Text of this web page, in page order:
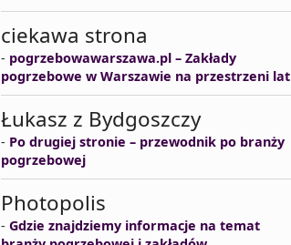
ciekawa strona
- pogrzebowawarszawa.pl – Zakłady
pogrzebowe w Warszawie na przestrzeni lat
Łukasz z Bydgoszczy
- Po drugiej stronie – przewodnik po branży
pogrzebowej
Photopolis
- Gdzie znajdziemy informacje na temat